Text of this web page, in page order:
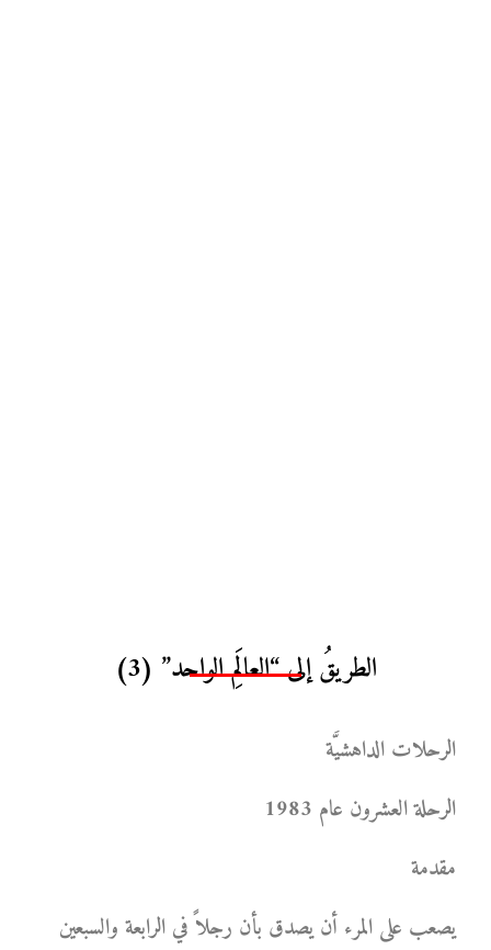
الطريقُ إلى “العالَمِ الواحد” (3)
الرحلات الداهشيَّة
الرحلة العشرون عام 1983
مقدمة
يصعب على المرء أن يصدق بأن رجلاً في الرابعة والسبعين